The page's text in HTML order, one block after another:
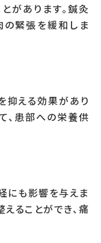
があります。鍼灸
の緊張を緩和しま
抑える効果があり
、患部への栄養供
にも影響を与えま
ることができ、痛